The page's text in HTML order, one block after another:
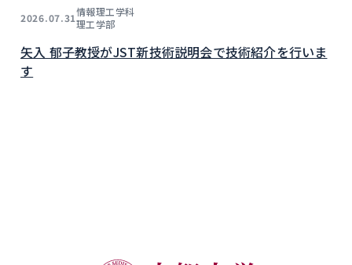
2026.07.31情報理工学科
理工学部
矢入 郁子教授がJST新技術説明会で技術紹介を行いま
す